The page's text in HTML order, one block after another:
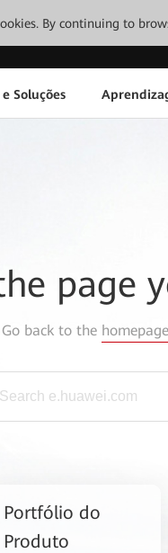
By continuing to
Soluções
page
Go back to the homepage
Portfólio do
Produto